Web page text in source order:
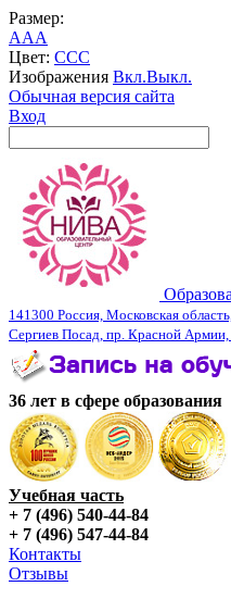
Размер:
AAA
Цвет: CCC
Изображения Вкл.Выкл.
Обычная версия сайта
Вход
141300 Россия, Московская
Сергиев Посад, пр. Красной Армии,
36 лет в сфере образования
Учебная часть
+ 7 (496) 540-44-84
+ 7 (496) 547-44-84
Контакты
Отзывы